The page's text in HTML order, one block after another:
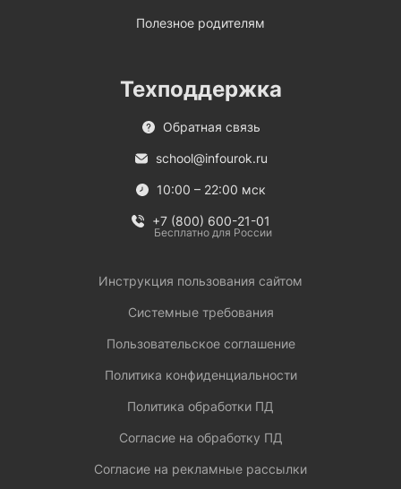
Полезное родителям
Техподдержка
Обратная связь
school@infourok.ru
10:00 – 22:00 мск
+7 (800) 600-21-01
Бесплатно для России
Инструкция пользования сайтом
Системные требования
Пользовательское соглашение
Политика конфиденциальности
Политика обработки ПД
Согласие на обработку ПД
Согласие на рекламные рассылки